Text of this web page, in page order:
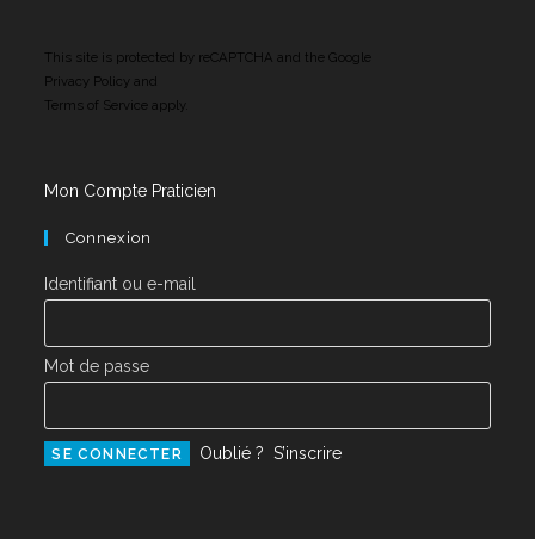
This site is protected by reCAPTCHA and the Google
Privacy Policy and
Terms of Service apply.
Mon Compte Praticien
Connexion
Identifiant ou e-mail
Mot de passe
Oublié ? S’inscrire